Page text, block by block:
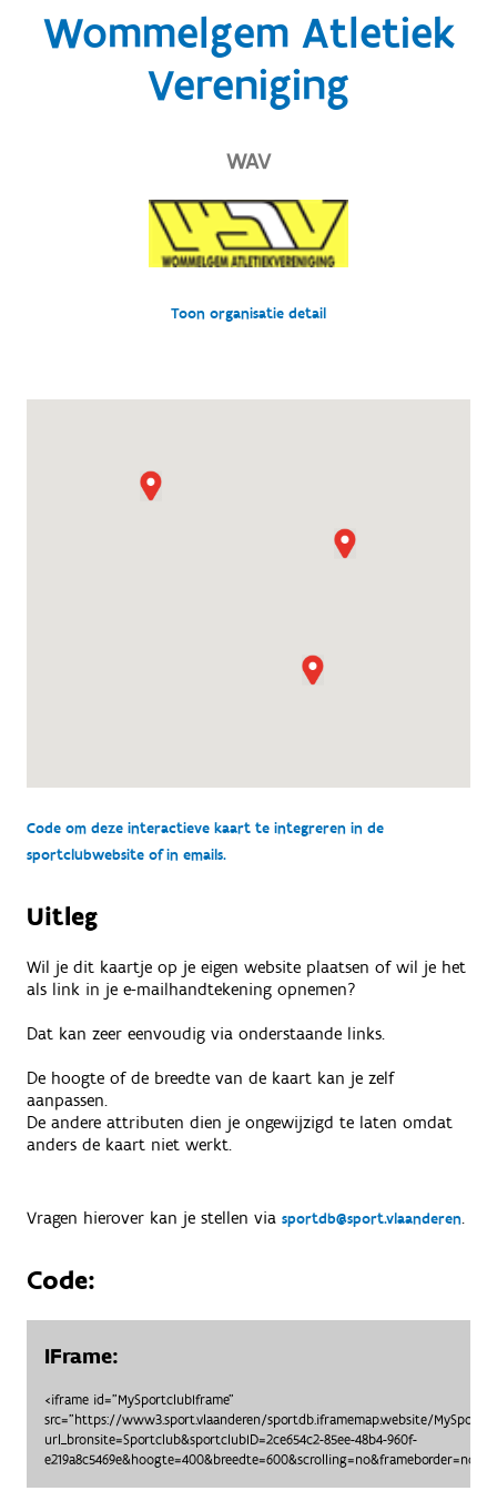
Wommelgem Atletiek
Vereniging
WAV
Toon organisatie detail
Code om deze interactieve kaart te integreren in de
sportclubwebsite of in emails.
Uitleg
Wil je dit kaartje op je eigen website plaatsen of wil je het
als link in je e-mailhandtekening opnemen?
Dat kan zeer eenvoudig via onderstaande links.
De hoogte of de breedte van de kaart kan je zelf
aanpassen.
De andere attributen dien je ongewijzigd te laten omdat
anders de kaart niet werkt.
Vragen hierover kan je stellen via sportdb@sport.vlaanderen.
Code:
IFrame:
<iframe id="MySportclubIframe"
src="https://www3.sport.vlaanderen/sportdb.iframemap.website/
url_bronsite=Sportclub&sportclubID=2ce654c2-85ee-48b4-960f-
e219a8c5469e&hoogte=400&breedte=600&scrolling=no&frameborder=no">